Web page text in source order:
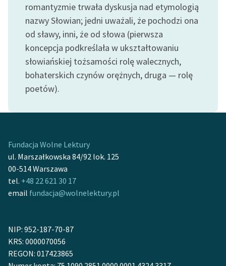
skandynawskiej literatury
feministycznej
Ręce pełne poezji
Kolekcje edukacyjne
twórców przechodzących
do domeny publicznej,
Starego Testamentu
Szkoła Poezji Wolnych
Lektur
O nas
O projekcie
Zespół
romantyzmie trwała dyskusja nad etymologią
nazwy Słowian; jedni uważali, że pochodzi ona
od sławy, inni, że od słowa (pierwsza
koncepcja podkreślała w ukształtowaniu
słowiańskiej tożsamości rolę walecznych,
bohaterskich czynów orężnych, druga — rolę
poetów).
Fundacja Wolne Lektury
ul. Marszałkowska 84/92 lok. 125
00-514 Warszawa
tel. +48 22 621 30 17
email fundacja@wolnelektury.pl
NIP: 952-187-70-87
KRS: 0000070056
REGON: 017423865